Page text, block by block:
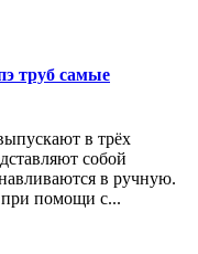
труб самые
в трёх
собой
в ручную.
помощи с...